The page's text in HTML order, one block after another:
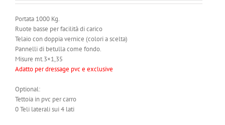
Portata 1000 Kg.
Ruote basse per facilità di carico
Telaio con doppia vernice (colori a scelta)
Pannelli di betulla come fondo.
Misure mt.3×1,35
Adatto per dressage pvc e exclusive
Optional:
Tettoia in pvc per carro
0 Teli laterali sui 4 lati